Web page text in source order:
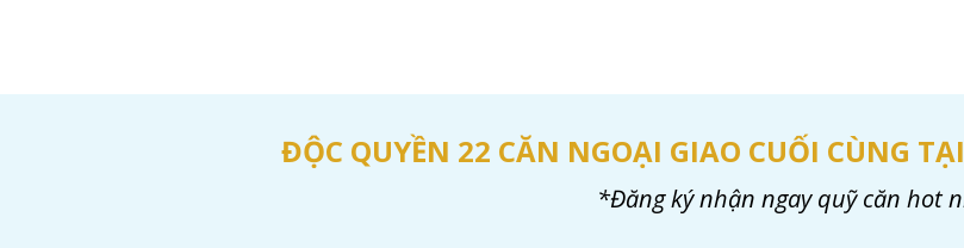
ĐỘC QUYỀN 22 CĂN NGOẠI GIAO CUỐI CÙNG
*Đăng ký nhận ngay quỹ căn hot